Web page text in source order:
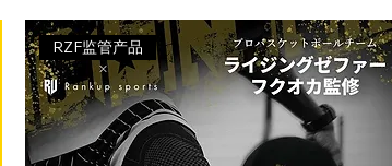
RZF监管产品